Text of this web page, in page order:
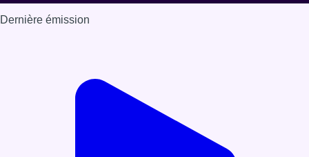
Dernière émission